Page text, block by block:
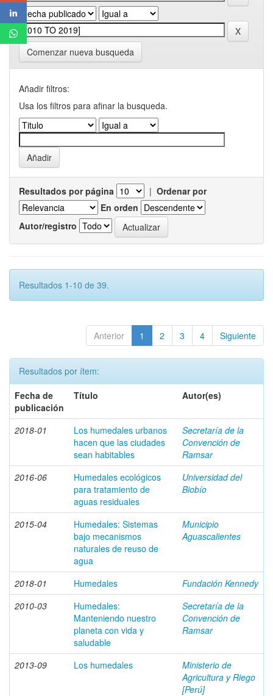
Comenzar nueva busqueda
Añadir filtros:
Usa los filtros para afinar la busqueda.
Resultados por página | Ordenar por
En orden
Autor/registro
Resultados 1-10 de 39.
Anterior 1 2 3 4 Siguiente
Resultados por ítem:
Fecha de
publicación
Título Autor(es)
2018-01
Los humedales urbanos
hacen que las ciudades
sean habitables
Secretaría de la
Convención de
Ramsar
2016-06
Humedales ecológicos
para tratamiento de
aguas residuales
Universidad del
Biobío
2015-04
Humedales: Sistemas
bajo mecanismos
naturales de reuso de
agua
Municipio
Aguascalientes
2018-01 Humedales
Fundación Kennedy
2010-03
Humedales:
Manteniendo nuestro
planeta con vida y
saludable
Secretaría de la
Convención de
Ramsar
2013-09 Los humedales
Ministerio de
Agricultura y Riego
[Perú]